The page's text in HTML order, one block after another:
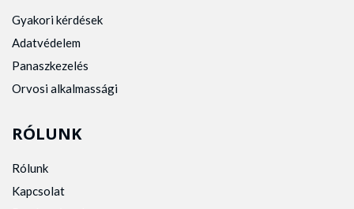
Gyakori kérdések
Adatvédelem
Panaszkezelés
Orvosi alkalmassági
RÓLUNK
Rólunk
Kapcsolat